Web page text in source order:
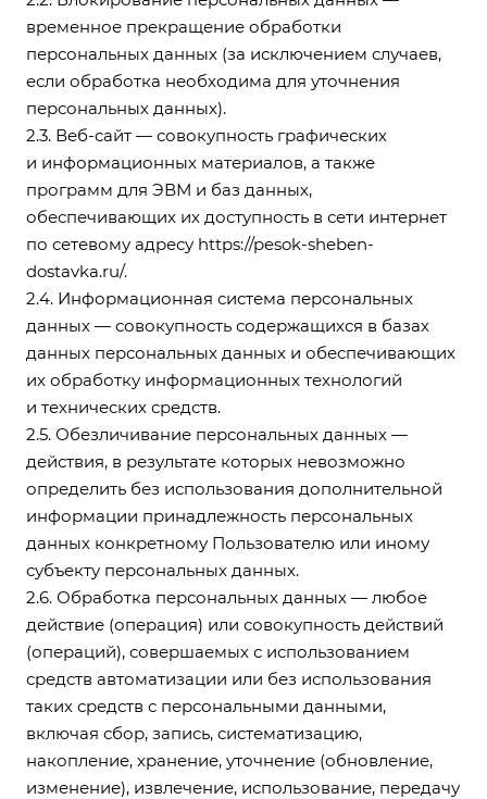
временное прекращение обработки
персональных данных (за исключением случаев,
если обработка необходима для уточнения
персональных данных).
2.3. Веб-сайт — совокупность графических
и информационных материалов, а также
программ для ЭВМ и баз данных,
обеспечивающих их доступность в сети интернет
по сетевому адресу https://pesok-sheben-
dostavka.ru/.
2.4. Информационная система персональных
данных — совокупность содержащихся в базах
данных персональных данных и обеспечивающих
их обработку информационных технологий
и технических средств.
2.5. Обезличивание персональных данных —
действия, в результате которых невозможно
определить без использования дополнительной
информации принадлежность персональных
данных конкретному Пользователю или иному
субъекту персональных данных.
2.6. Обработка персональных данных — любое
действие (операция) или совокупность действий
(операций), совершаемых с использованием
средств автоматизации или без использования
таких средств с персональными данными,
включая сбор, запись, систематизацию,
накопление, хранение, уточнение (обновление,
изменение), извлечение, использование, передачу